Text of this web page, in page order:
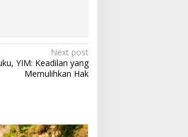
Next post
YIM: Keadilan yang
Memulihkan Hak